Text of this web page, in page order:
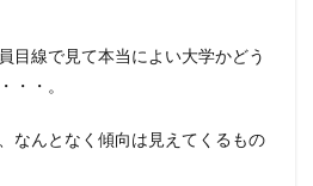
目線で見て本当によい大学かどう
・・。
なんとなく傾向は見えてくるもの